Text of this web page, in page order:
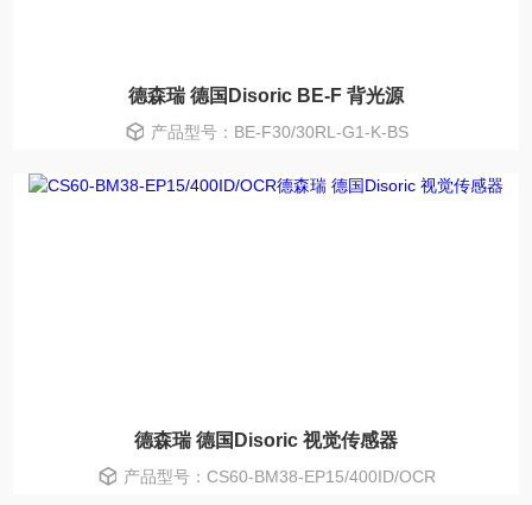
德森瑞 德国Disoric BE-F 背光源
产品型号：BE-F30/30RL-G1-K-BS
德森瑞 德国Disoric 视觉传感器
产品型号：CS60-BM38-EP15/400ID/OCR